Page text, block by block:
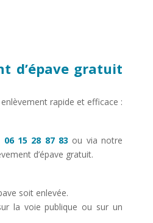
d’épave gratuit
rapide et efficace :
06 15 28 87 83 ou via notre
d’épave gratuit.
soit enlevée.
la voie publique ou sur un